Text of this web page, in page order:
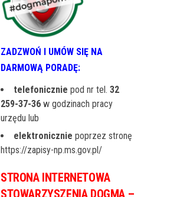
ZADZWOŃ I UMÓW SIĘ NA
DARMOWĄ PORADĘ:
telefonicznie pod nr tel. 32
259-37-36 w godzinach pracy
urzędu lub
elektronicznie poprzez stronę
https://zapisy-np.ms.gov.pl/
STRONA INTERNETOWA
STOWARZYSZENIA DOGMA –